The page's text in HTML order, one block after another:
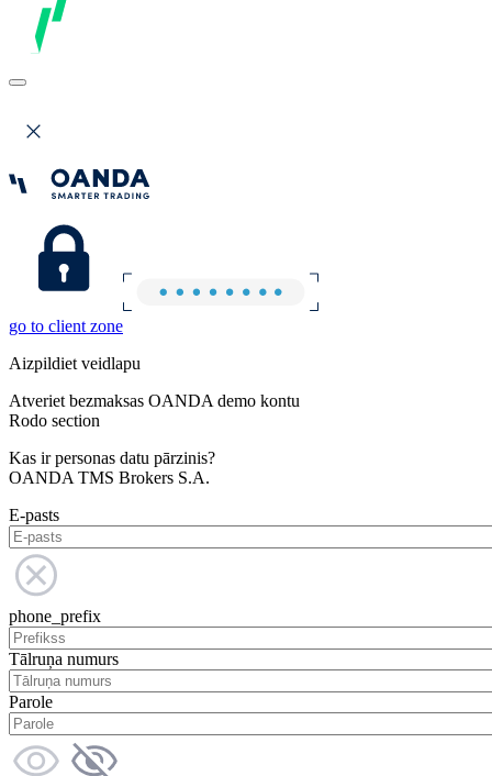
go to client zone
Aizpildiet veidlapu
Atveriet bezmaksas OANDA demo kontu
Rodo section
Kas ir personas datu pārzinis?
OANDA TMS Brokers S.A.
E-pasts
phone_prefix
Tālruņa numurs
Parole